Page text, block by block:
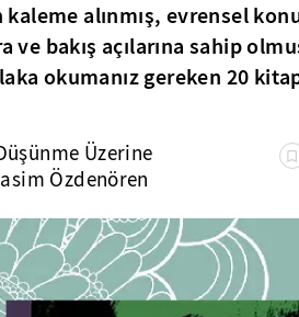
kaleme alınmış, evrensel
ve bakış açılarına sahip
okumanız gereken 20
Üzerine
Özdenören